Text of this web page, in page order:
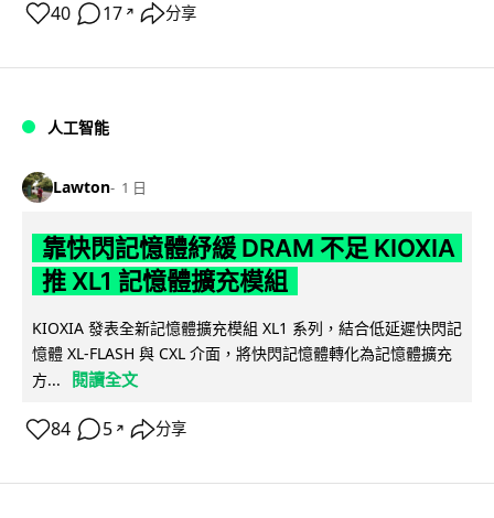
40 17 ↗ 分享
人工智能
Lawton 1 日
靠快閃記憶體紓緩 DRAM 不足 KIOXIA
推 XL1 記憶體擴充模組
KIOXIA 發表全新記憶體擴充模組 XL1 系列，結合低延遲快閃記
憶體 XL-FLASH 與 CXL 介面，將快閃記憶體轉化為記憶體擴充
方...
閱讀全文
84 5 ↗ 分享